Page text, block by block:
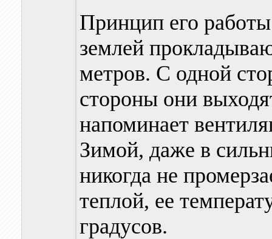
Принцип его
землей
метров. С одной
стороны они
напоминает
Зимой, даже в
никогда не
теплой, ее
градусов.